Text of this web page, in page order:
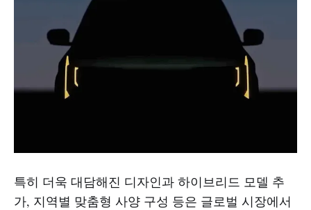
특히 더욱 대담해진 디자인과 하이브리드 모델 추
가, 지역별 맞춤형 사양 구성 등은 글로벌 시장에서